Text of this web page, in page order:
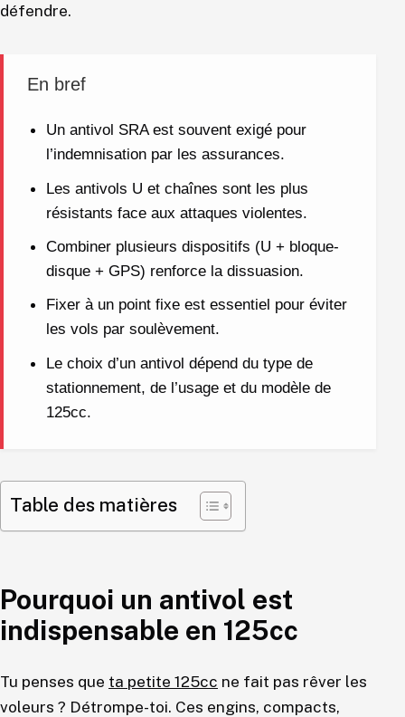
défendre.
En bref
Un antivol SRA est souvent exigé pour
l’indemnisation par les assurances.
Les antivols U et chaînes sont les plus
résistants face aux attaques violentes.
Combiner plusieurs dispositifs (U + bloque-
disque + GPS) renforce la dissuasion.
Fixer à un point fixe est essentiel pour éviter
les vols par soulèvement.
Le choix d’un antivol dépend du type de
stationnement, de l’usage et du modèle de
125cc.
Table des matières
Pourquoi un antivol est
indispensable en 125cc
Tu penses que ta petite 125cc ne fait pas rêver les
voleurs ? Détrompe-toi. Ces engins, compacts,